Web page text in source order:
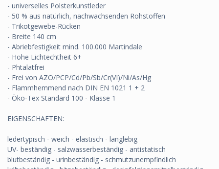
- universelles Polsterkunstleder
- 50 % aus natürlich, nachwachsenden Rohstoffen
- Trikotgewebe-Rücken
- Breite 140 cm
- Abriebfestigkeit mind. 100.000 Martindale
- Hohe Lichtechtheit 6+
- Phtalatfrei
- Frei von AZO/PCP/Cd/Pb/Sb/Cr(VI)/Ni/As/Hg
- Flammhemmend nach DIN EN 1021 1 + 2
- Öko-Tex Standard 100 - Klasse 1
EIGENSCHAFTEN:
ledertypisch - weich - elastisch - langlebig
UV- beständig - salzwasserbeständig - antistatisch
blutbeständig - urinbeständig - schmutzunempfindlich